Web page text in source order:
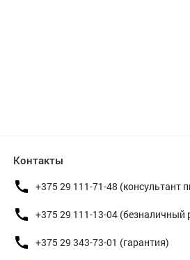
Контакты
+375 29 111-71-48 (консультант
+375 29 111-13-04 (безналичный
+375 29 343-73-01 (гарантия)